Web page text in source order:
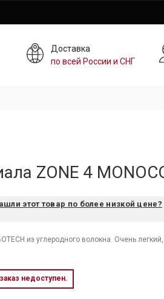
Доставка
по всей России и СНГ
ZONE 4
этот товар по более низкой цене?
из углеродного волокна. Очень
недоступен.